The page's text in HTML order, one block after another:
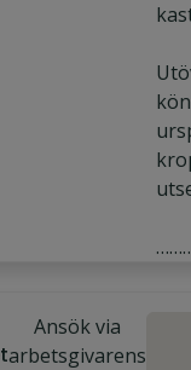
Ansök via
arbetsgivarens